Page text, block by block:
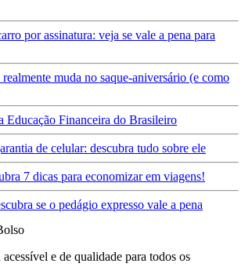
por assinatura: veja se vale a pena para
muda no saque-aniversário (e como
Educação Financeira do Brasileiro
de celular: descubra tudo sobre ele
7 dicas para economizar em viagens!
se o pedágio expresso vale a pena
e de qualidade para todos os